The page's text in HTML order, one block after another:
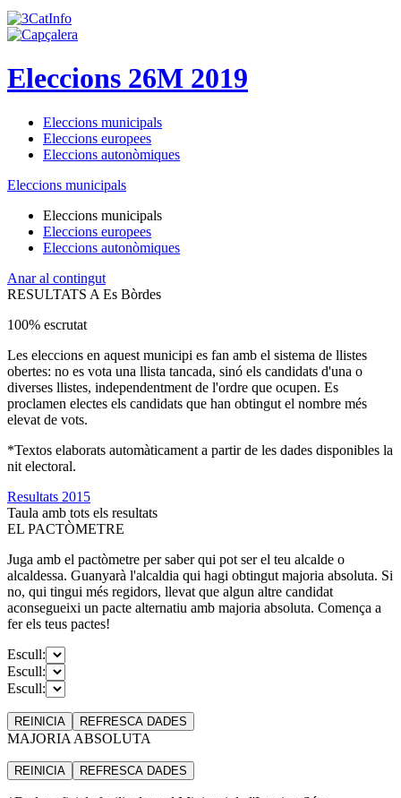
Eleccions 26M 2019
Eleccions municipals
Eleccions europees
Eleccions autonòmiques
Eleccions municipals
Eleccions municipals
Eleccions europees
Eleccions autonòmiques
Anar al contingut
RESULTATS A Es Bòrdes
100% escrutat
Les eleccions en aquest municipi es fan amb el sistema de llistes
obertes: no es vota una llista tancada, sinó els candidats d'una o
diverses llistes, independentment de l'ordre que ocupen. Es
proclamen electes els candidats que han obtingut el nombre més
elevat de vots.
*Textos elaborats automàticament a partir de les dades disponibles la
nit electoral.
Resultats 2015
Taula amb tots els resultats
EL PACTÒMETRE
Juga amb el pactòmetre per saber qui pot ser el teu alcalde o
alcaldessa. Guanyarà l'alcaldia qui hagi obtingut majoria absoluta. Si
no, qui tingui més regidors, llevat que algun altre candidat
aconsegueixi un pacte alternatiu amb majoria absoluta. Comença a
fer els teus pactes!
Escull:
Escull:
Escull:
REINICIA REFRESCA DADES
MAJORIA ABSOLUTA
REINICIA REFRESCA DADES